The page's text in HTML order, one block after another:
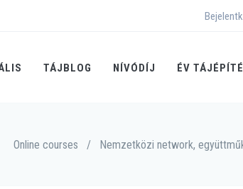
TÁJBLOG NÍVÓDÍJ ÉV
Online courses / Nemzetközi network,